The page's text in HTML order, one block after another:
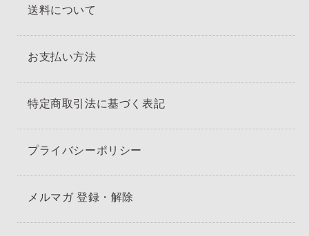
送料について
お支払い方法
特定商取引法に基づく表記
プライバシーポリシー
メルマガ 登録・解除